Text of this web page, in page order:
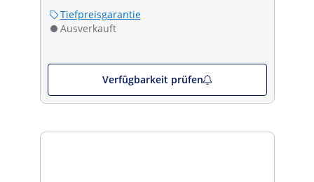
Tiefpreisgarantie
Ausverkauft
Verfügbarkeit prüfen